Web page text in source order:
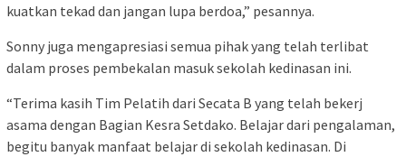
kuatkan tekad dan jangan lupa berdoa,” pesannya.
Sonny juga mengapresiasi semua pihak yang telah terlibat
dalam proses pembekalan masuk sekolah kedinasan ini.
“Terima kasih Tim Pelatih dari Secata B yang telah bekerj
asama dengan Bagian Kesra Setdako. Belajar dari pengalaman,
begitu banyak manfaat belajar di sekolah kedinasan. Di